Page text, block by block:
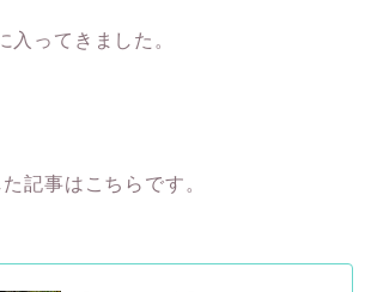
入ってきました。
記事はこちらです。